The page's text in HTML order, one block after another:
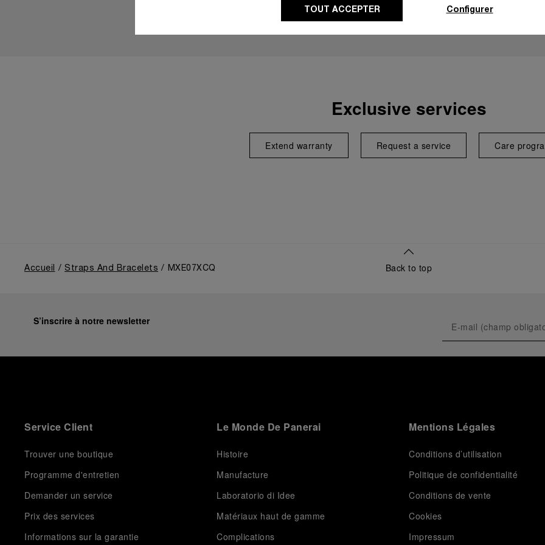
Exclusive services
Extend warranty Request a service Care
Accueil Straps And Bracelets MXE07XCQ Back to top
S’inscrire à notre newsletter
Service Client
Trouver une boutique
Programme d'entretien
Demander un service
Prix des services
Informations sur la garantie
Le Monde De Panerai
Histoire
Manufacture
Laboratorio di Idee
Matériaux haut de gamme
Complications
Mentions Légales
Conditions d’utilisation
Politique de confidentialité
Conditions de vente
Cookies
Impressum
TOUT ACCEPTER Configurer